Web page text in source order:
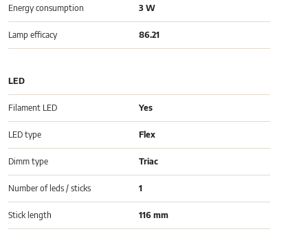
Energy consumption 3 W
Lamp efficacy 86.21
LED
Filament LED Yes
LED type Flex
Dimm type Triac
Number of leds / sticks 1
Stick length 116 mm